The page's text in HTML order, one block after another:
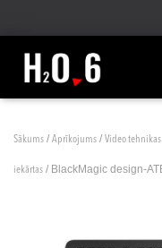
Sākums / Aprīkojums / Video
iekārtas / BlackMagic design-